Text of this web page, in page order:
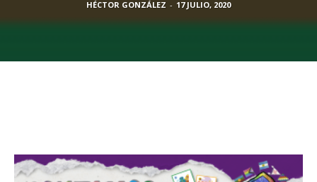
HÉCTOR GONZÁLEZ - 17 JULIO, 2020